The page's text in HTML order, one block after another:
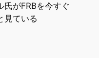
氏がFRBを今すぐ
見ている